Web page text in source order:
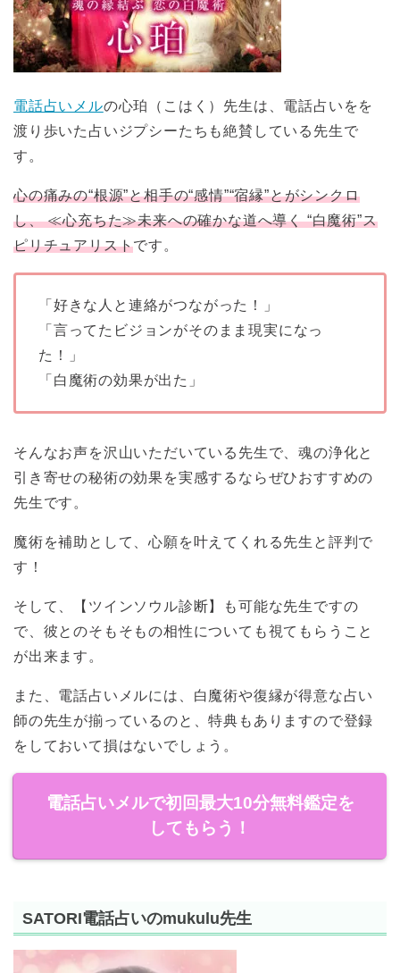
電話占いメルの心珀（こはく）先生は、電話占いをを
渡り歩いた占いジプシーたちも絶賛している先生で
す。
心の痛みの“根源”と相手の“感情”“宿縁”とがシンクロ
し、 ≪心充ちた≫未来への確かな道へ導く “白魔術”ス
ピリチュアリストです。
「好きな人と連絡がつながった！」
「言ってたビジョンがそのまま現実になっ
た！」
「白魔術の効果が出た」
そんなお声を沢山いただいている先生で、魂の浄化と
引き寄せの秘術の効果を実感するならぜひおすすめの
先生です。
魔術を補助として、心願を叶えてくれる先生と評判で
す！
そして、【ツインソウル診断】も可能な先生ですの
で、彼とのそもそもの相性についても視てもらうこと
が出来ます。
また、電話占いメルには、白魔術や復縁が得意な占い
師の先生が揃っているのと、特典もありますので登録
をしておいて損はないでしょう。
電話占いメルで初回最大10分無料鑑定を
してもらう！
SATORI電話占いのmukulu先生